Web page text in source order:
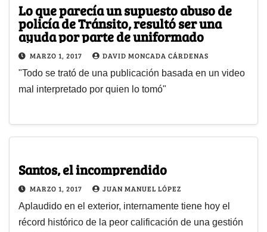
Lo que parecía un supuesto abuso de
policía de Tránsito, resultó ser una
ayuda por parte de uniformado
MARZO 1, 2017 DAVID MONCADA CÁRDENAS
"Todo se trató de una publicación basada en un video
mal interpretado por quien lo tomó"
Santos, el incomprendido
MARZO 1, 2017 JUAN MANUEL LÓPEZ
Aplaudido en el exterior, internamente tiene hoy el
récord histórico de la peor calificación de una gestión